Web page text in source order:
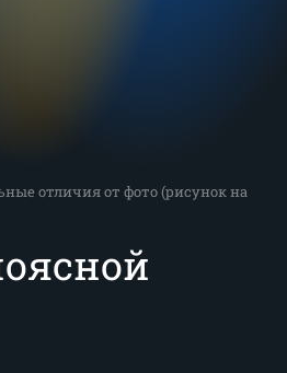
отличия от фото (рисунок на